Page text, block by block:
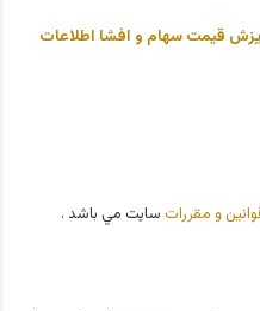
قیمت سهام و افشا اطلاعات
و مقررات سايت مي باشد .